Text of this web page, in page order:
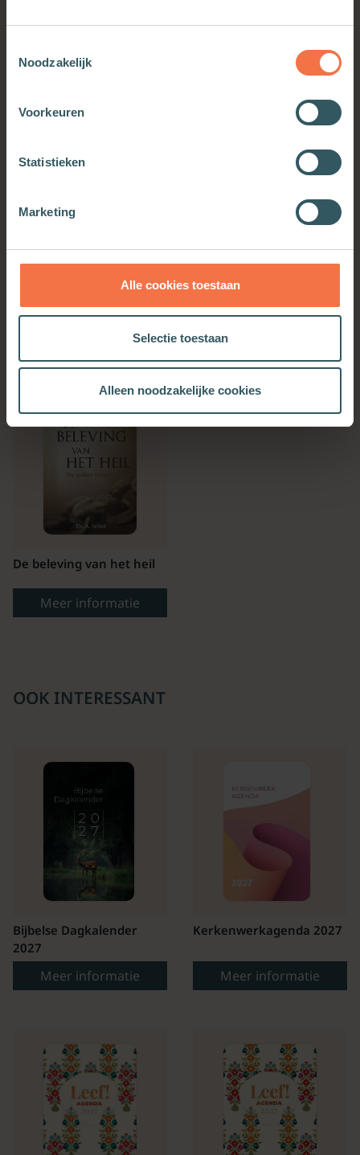
Noodzakelijk
Voorkeuren
Statistieken
Marketing
Alle cookies toestaan
Selectie toestaan
Alleen noodzakelijke cookies
Woorden van wijsheid
De beleving van het heil
Meer informatie
OOK INTERESSANT
Bijbelse Dagkalender
2027
Meer informatie
Kerkenwerkagenda 2027
Meer informatie